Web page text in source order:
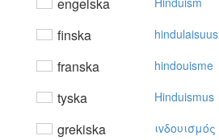
engelska
finska hindulaisuus
franska hindouisme
tyska Hinduismus
grekiska ιvδoυισμός